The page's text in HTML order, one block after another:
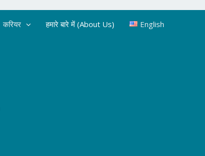
करियर हमारे बारे में (About Us)
English